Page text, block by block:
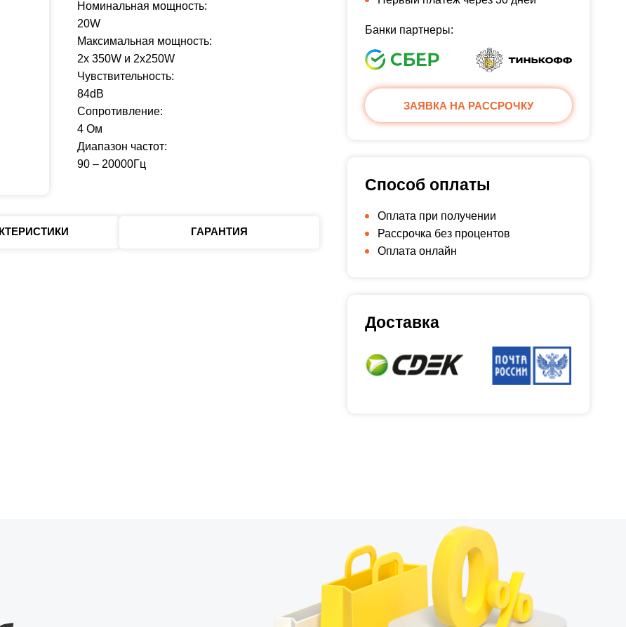
Номинальная мощность:
20W
Максимальная мощность:
2х 350W и 2х250W
Чувствительность:
84dB
Сопротивление:
4 Ом
Диапазон частот:
90 – 20000Гц
ГАРАНТИЯ
Банки партнеры:
ЗАЯВКА НА РАССРОЧКУ
Способ оплаты
Оплата при получении
Рассрочка без процентов
Оплата онлайн
Доставка